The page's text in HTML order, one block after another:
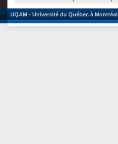
UQAM - Université du Québec à Montréal